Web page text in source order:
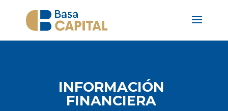
INFORMACIÓN
FINANCIERA